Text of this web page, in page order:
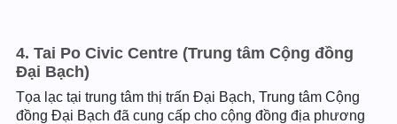
4. Tai Po Civic Centre (Trung tâm Cộng đồng
Đại Bạch)
Tọa lạc tại trung tâm thị trấn Đại Bạch, Trung tâm Cộng
đồng Đại Bạch đã cung cấp cho cộng đồng địa phương